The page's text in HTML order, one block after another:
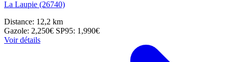
La Laupie (26740)
Distance: 12,2 km
Gazole: 2,250€ SP95: 1,990€
Voir détails